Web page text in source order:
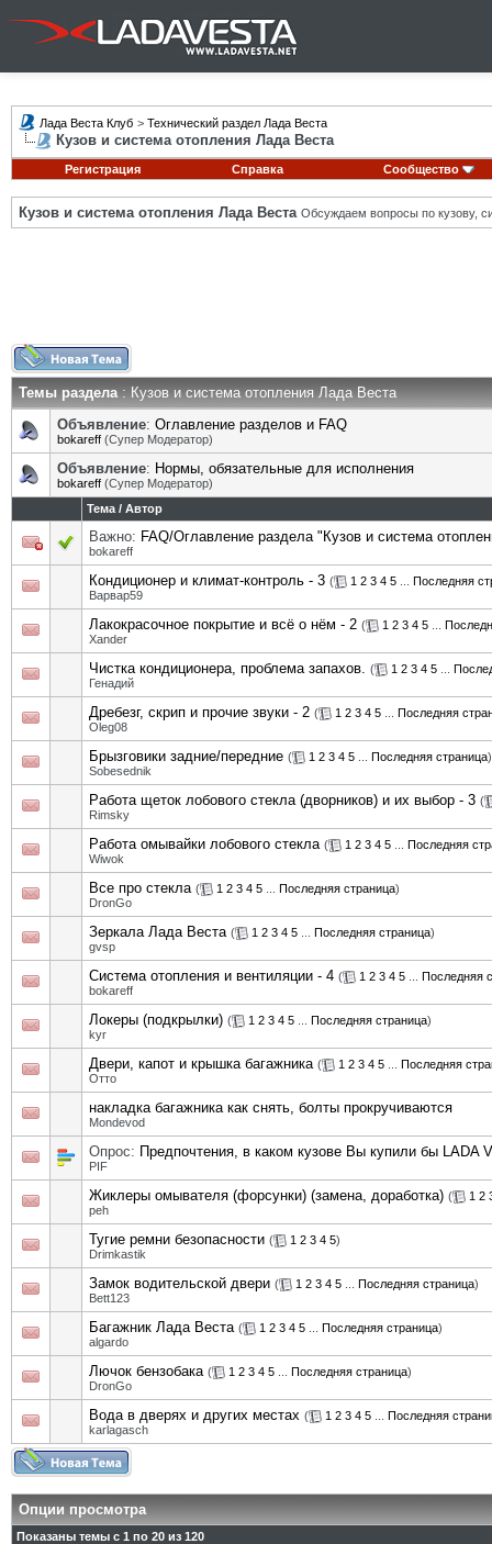
Лада Веста Клуб > Технический раздел Лада Веста
Кузов и система отопления Лада Веста
Регистрация Справка Сообщество
Кузов и система отопления Лада Веста Обсуждаем вопросы по кузову,
Темы раздела: Кузов и система отопления Лада Веста
Объявление: Оглавление разделов и FAQ
bokareff (Супер Модератор)
Объявление: Нормы, обязательные для исполнения
bokareff (Супер Модератор)
Тема / Автор
Важно: FAQ/Оглавление раздела "Кузов и система
bokareff
Кондиционер и климат-контроль - 3 ( 1 2 3 4 5
Последняя
Варвар59
Лакокрасочное покрытие и всё о нём - 2 ( 1 2 3 4 5
Xander
Чистка кондиционера, проблема запахов. ( 1 2 3 4 5
Генадий
Дребезг, скрип и прочие звуки - 2 ( 1 2 3 4 5
Последняя
Oleg08
Брызговики задние/передние ( 1 2 3 4 5 Последняя страница)
Sobesednik
Работа щеток лобового стекла (дворников) и их выбор - 3 (
Rimsky
Работа омывайки лобового стекла ( 1 2 3 4 5
Последняя
Wiwok
Все про стекла ( 1 2 3 4 5 Последняя страница)
DronGo
Зеркала Лада Веста ( 1 2 3 4 5 Последняя страница)
gvsp
Система отопления и вентиляции - 4 ( 1 2 3 4 5
Последняя
bokareff
Локеры (подкрылки) ( 1 2 3 4 5 Последняя страница)
kyr
Двери, капот и крышка багажника ( 1 2 3 4 5
Последняя
Отто
накладка багажника как снять, болты прокручиваются
Mondevod
Опрос: Предпочтения, в каком кузове Вы купили бы LADA
PIF
Жиклеры омывателя (форсунки) (замена, доработка) ( 1 2
peh
Тугие ремни безопасности ( 1 2 3 4 5)
Drimkastik
Замок водительской двери ( 1 2 3 4 5 Последняя страница)
Bett123
Багажник Лада Веста ( 1 2 3 4 5 Последняя страница)
algardo
Лючок бензобака ( 1 2 3 4 5 Последняя страница)
DronGo
Вода в дверях и других местах ( 1 2 3 4 5
Последняя
karlagasch
Опции просмотра
Показаны темы с 1 по 20 из 120